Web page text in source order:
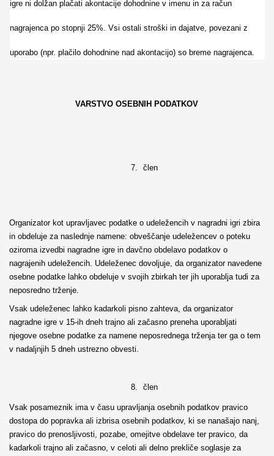
igre ni dolžan plačati akontacije dohodnine v imenu in za račun
nagrajenca po stopnji 25%. Vsi ostali stroški in dajatve, povezani z
uporabo (npr. plačilo dohodnine nad akontacijo) so breme nagrajenca.
VARSTVO OSEBNIH PODATKOV
7. člen
Organizator kot upravljavec podatke o udeležencih v nagradni igri zbira
in obdeluje za naslednje namene: obveščanje udeležencev o poteku
oziroma izvedbi nagradne igre in davčno obdelavo podatkov o
nagrajenih udeležencih. Udeleženec dovoljuje, da organizator navedene
osebne podatke lahko obdeluje v svojih zbirkah ter jih uporablja tudi za
neposredno trženje.
Vsak udeleženec lahko kadarkoli pisno zahteva, da organizator
nagradne igre v 15-ih dneh trajno ali začasno preneha uporabljati
njegove osebne podatke za namene neposrednega trženja ter ga o tem
v nadaljnjih 5 dneh ustrezno obvesti.
8. člen
Vsak posameznik ima v času upravljanja osebnih podatkov pravico
dostopa do popravka ali izbrisa osebnih podatkov, ki se nanašajo nanj,
pravico do prenosljivosti, pozabe, omejitve obdelave ter pravico, da
kadarkoli trajno ali začasno, v celoti ali delno prekliče soglasje za